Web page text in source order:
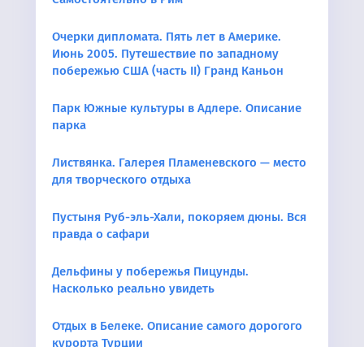
Очерки дипломата. Пять лет в Америке.
Июнь 2005. Путешествие по западному
побережью США (часть II) Гранд Каньон
Парк Южные культуры в Адлере. Описание
парка
Листвянка. Галерея Пламеневского — место
для творческого отдыха
Пустыня Руб-эль-Хали, покоряем дюны. Вся
правда о сафари
Дельфины у побережья Пицунды.
Насколько реально увидеть
Отдых в Белеке. Описание самого дорогого
курорта Турции